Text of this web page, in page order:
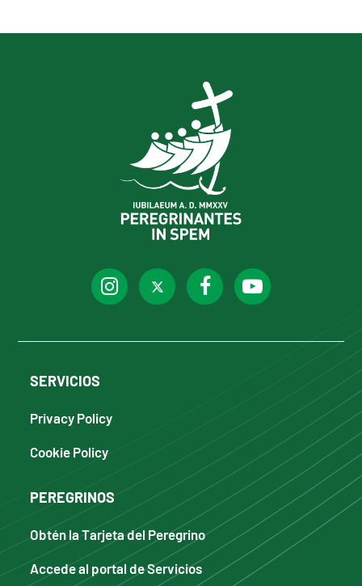
SERVICIOS
Privacy Policy
Cookie Policy
PEREGRINOS
Obtén la Tarjeta del Peregrino
Accede al portal de Servicios